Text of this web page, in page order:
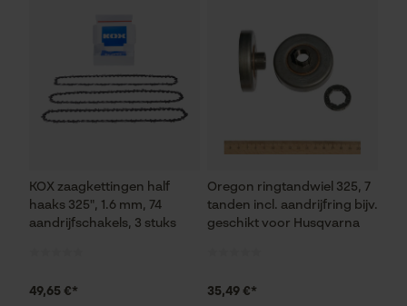
KOX zaagkettingen half
haaks 325", 1.6 mm, 74
aandrijfschakels, 3 stuks
49,65 €*
Oregon ringtandwiel 325, 7
tanden incl. aandrijfring bijv.
geschikt voor Husqvarna
35,49 €*